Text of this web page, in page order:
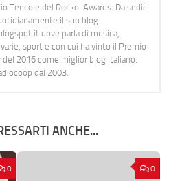
Tenco e del Rockol Awards. Da sedici
il suo blog
dove parla di musica,
sport e con cui ha vinto il Premio
2016 come miglior blog italiano.
dal 2003.
ANCHE...
0 0